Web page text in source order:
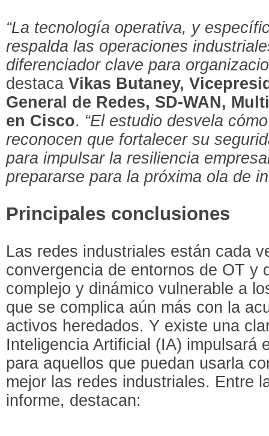
“La tecnología operativa, y
respalda las operaciones
diferenciador clave para
destacaVikas Butaney,
General de Redes, SD-WAN,
en Cisco. “El estudio desvela
reconocen que fortalecer su
para impulsar la resiliencia
prepararse para la próxima ola de
Principales conclusiones
Las redes industriales están cada
convergencia de entornos de OT y
complejo y dinámico vulnerable a
que se complica aún más con la
activos heredados. Y existe una
Inteligencia Artificial (IA) impulsará
para aquellos que puedan usarla
mejor las redes industriales. Entre
informe, destacan: